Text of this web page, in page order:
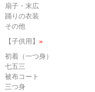
扇子・末広
踊りの衣装
その他
【子供用】 »
初着（一つ身）
七五三
被布コート
三つ身